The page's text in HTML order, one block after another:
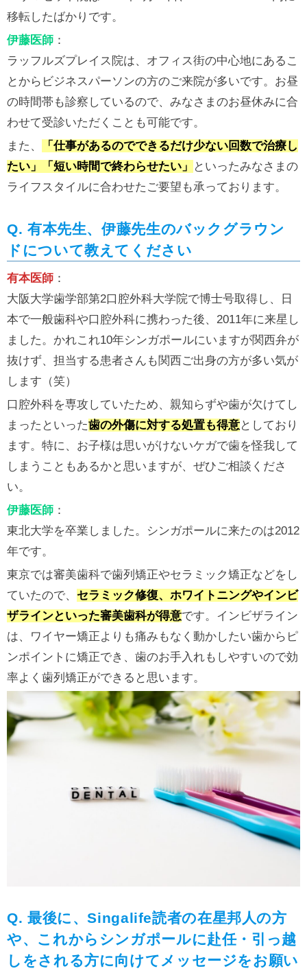
移転したばかりです。
伊藤医師 ：
ラッフルズプレイス院は、オフィス街の中心地にあるこ
とからビジネスパーソンの方のご来院が多いです。お昼
の時間帯も診察しているので、みなさまのお昼休みに合
わせて受診いただくことも可能です。
また、
「仕事があるのでできるだけ少ない回数で治療し
たい」「短い時間で終わらせたい」
といったみなさまの
ライフスタイルに合わせたご要望も承っております。
Q. 有本先生、伊藤先生のバックグラウン
ドについて教えてください
有本医師 ：
大阪大学歯学部第2口腔外科大学院で博士号取得し、日
本で一般歯科や口腔外科に携わった後、2011年に来星し
ました。かれこれ10年シンガポールにいますが関西弁が
抜けず、担当する患者さんも関西ご出身の方が多い気が
します（笑）
口腔外科を専攻していたため、親知らずや歯が欠けてし
まったといった歯の外傷に対する処置も得意としており
ます。特に、お子様は思いがけないケガで歯を怪我して
しまうこともあるかと思いますが、ぜひご相談くださ
い。
伊藤医師 ：
東北大学を卒業しました。シンガポールに来たのは2012
年です。
東京では審美歯科で歯列矯正やセラミック矯正などをし
ていたので、 セラミック修復、ホワイトニングやインビ
ザラインといった審美歯科が得意です。インビザライン
は、ワイヤー矯正よりも痛みもなく動かしたい歯からピ
ンポイントに矯正でき、歯のお手入れもしやすいので効
率よく歯列矯正ができると思います。
Q. 最後に、Singalife読者の在星邦人の方
や、これからシンガポールに赴任・引っ越
しをされる方に向けてメッセージをお願い